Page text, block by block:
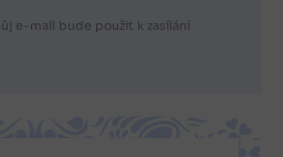
e-mail bude použit k zasílání